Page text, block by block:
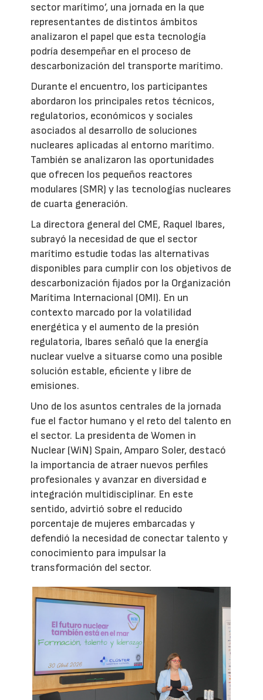
sector marítimo’, una jornada en la que
representantes de distintos ámbitos
analizaron el papel que esta tecnología
podría desempeñar en el proceso de
descarbonización del transporte marítimo.
Durante el encuentro, los participantes
abordaron los principales retos técnicos,
regulatorios, económicos y sociales
asociados al desarrollo de soluciones
nucleares aplicadas al entorno marítimo.
También se analizaron las oportunidades
que ofrecen los pequeños reactores
modulares (SMR) y las tecnologías nucleares
de cuarta generación.
La directora general del CME, Raquel Ibares,
subrayó la necesidad de que el sector
marítimo estudie todas las alternativas
disponibles para cumplir con los objetivos de
descarbonización fijados por la Organización
Marítima Internacional (OMI). En un
contexto marcado por la volatilidad
energética y el aumento de la presión
regulatoria, Ibares señaló que la energía
nuclear vuelve a situarse como una posible
solución estable, eficiente y libre de
emisiones.
Uno de los asuntos centrales de la jornada
fue el factor humano y el reto del talento en
el sector. La presidenta de Women in
Nuclear (WiN) Spain, Amparo Soler, destacó
la importancia de atraer nuevos perfiles
profesionales y avanzar en diversidad e
integración multidisciplinar. En este
sentido, advirtió sobre el reducido
porcentaje de mujeres embarcadas y
defendió la necesidad de conectar talento y
conocimiento para impulsar la
transformación del sector.